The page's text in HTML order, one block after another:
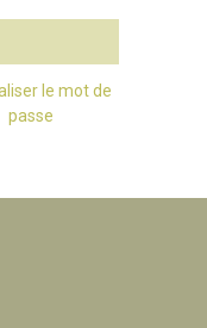
le mot de
passe